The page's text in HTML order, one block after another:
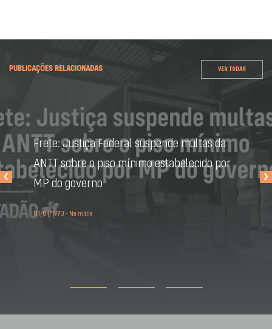
PUBLICAÇÕES RELACIONADAS VER TODAS
Frete: Justiça Federal suspende multas da
ANTT sobre o piso mínimo estabelecido por
MP do governo
01/01/1970 - Na mídia
‹ ›